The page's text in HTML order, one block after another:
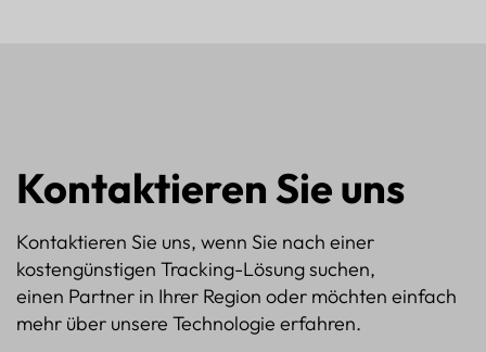
Kontaktieren Sie uns
Kontaktieren Sie uns, wenn Sie nach einer
kostengünstigen Tracking-Lösung suchen,
einen Partner in Ihrer Region oder möchten einfach
mehr über unsere Technologie erfahren.